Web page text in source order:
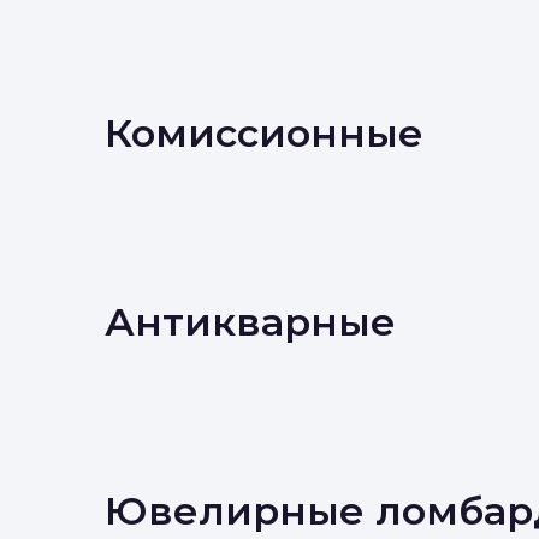
Комиссионные
Антикварные
Ювелирные